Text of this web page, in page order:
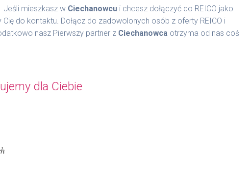
Jeśli mieszkasz w Ciechanowcui chcesz dołączyć do REICO jako
do kontaktu. Dołącz do zadowolonych osób z oferty REICO i
nasz Pierwszy partner z Ciechanowca otrzyma od nas coś
dla Ciebie